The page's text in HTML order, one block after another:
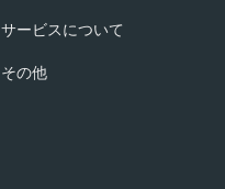
サービスについて
その他